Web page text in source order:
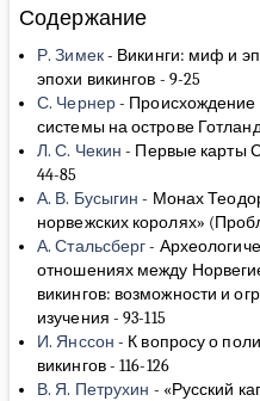
Содержание
Р. Зимек- Викинги: миф и
эпохи викингов - 9-25
С. Чернер- Происхождение
системы на острове
Л. С. Чекин - Первые карты
44-85
А. В. Бусыгин - Монах
норвежских королях»
А. Стальсберг -
отношениях между
викингов: возможности и
изучения - 93-115
И. Янссон - К вопросу о
викингов- 116-126
В. Я. Петрухин - «Русский